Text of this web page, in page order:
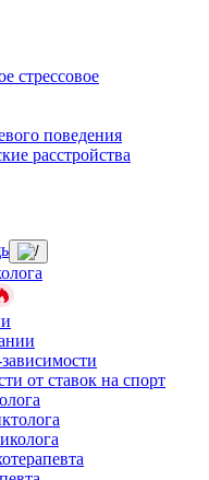
стрессовое
поведения
расстройства
от ставок на спорт